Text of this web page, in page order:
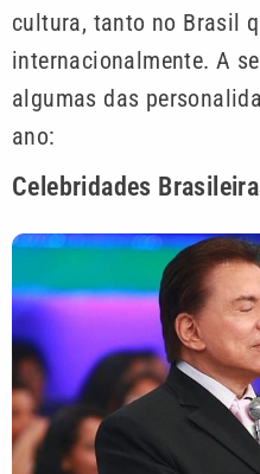
cultura, tanto no Brasil
internacionalmente. A
algumas das
ano:
Celebridades